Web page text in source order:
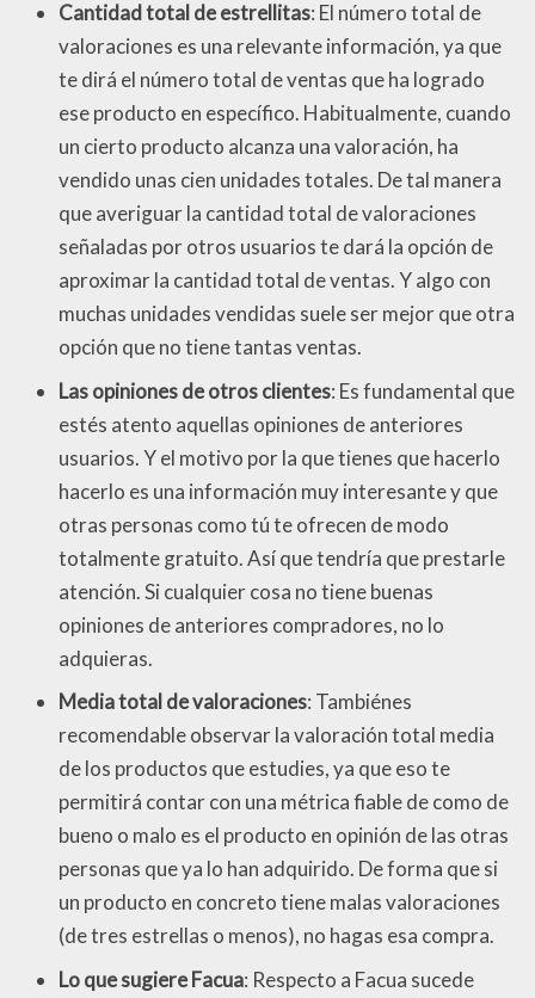
Cantidad total de estrellitas: El número total de
valoraciones es una relevante información, ya que
te dirá el número total de ventas que ha logrado
ese producto en específico. Habitualmente, cuando
un cierto producto alcanza una valoración, ha
vendido unas cien unidades totales. De tal manera
que averiguar la cantidad total de valoraciones
señaladas por otros usuarios te dará la opción de
aproximar la cantidad total de ventas. Y algo con
muchas unidades vendidas suele ser mejor que otra
opción que no tiene tantas ventas.
Las opiniones de otros clientes: Es fundamental que
estés atento aquellas opiniones de anteriores
usuarios. Y el motivo por la que tienes que hacerlo
hacerlo es una información muy interesante y que
otras personas como tú te ofrecen de modo
totalmente gratuito. Así que tendría que prestarle
atención. Si cualquier cosa no tiene buenas
opiniones de anteriores compradores, no lo
adquieras.
Media total de valoraciones: Tambiénes
recomendable observar la valoración total media
de los productos que estudies, ya que eso te
permitirá contar con una métrica fiable de como de
bueno o malo es el producto en opinión de las otras
personas que ya lo han adquirido. De forma que si
un producto en concreto tiene malas valoraciones
(de tres estrellas o menos), no hagas esa compra.
Lo que sugiere Facua: Respecto a Facua sucede